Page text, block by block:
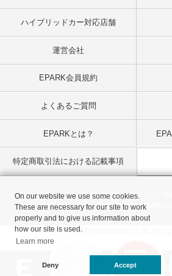
ハイブリッドカー対応店舗
運営会社
EPARK会員規約
よくあるご質問
EPARKとは？
特定商取引法における記載事項
"一回のお客様を、一生のお客
© 2001- 2026 EPARK, Inc.
Copyright©databank co, ltd. All
On our website we use some cookies.
These are necessary for our site to work
properly and to give us information about
how our site is used.
Learn more
Deny Accept